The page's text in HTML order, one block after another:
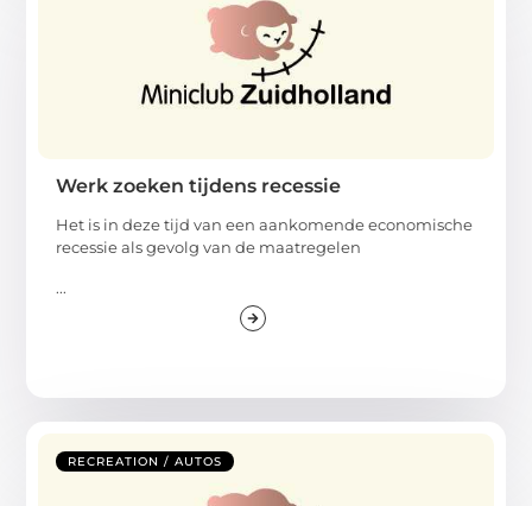
Werk zoeken tijdens recessie
Het is in deze tijd van een aankomende economische
recessie als gevolg van de maatregelen
...
RECREATION / AUTOS